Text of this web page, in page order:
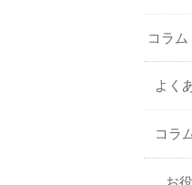
コラ
よく
コラ
お